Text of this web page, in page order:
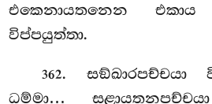
එකෙනායතනෙන
විප්පයුත්තා.
362.
ධම්මා…